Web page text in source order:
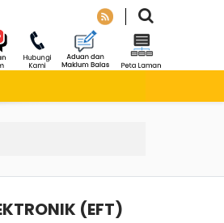
(EFT)